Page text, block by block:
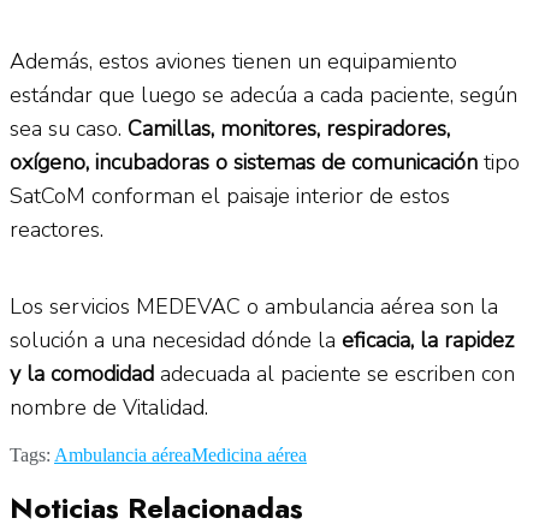
Además, estos aviones tienen un equipamiento
estándar que luego se adecúa a cada paciente, según
sea su caso. Camillas, monitores, respiradores,
oxígeno, incubadoras o sistemas de comunicación tipo
SatCoM conforman el paisaje interior de estos
reactores.
Los servicios MEDEVAC o ambulancia aérea son la
solución a una necesidad dónde la eficacia, la rapidez
y la comodidad adecuada al paciente se escriben con
nombre de Vitalidad.
Tags: Ambulancia aéreaMedicina aérea
Noticias Relacionadas